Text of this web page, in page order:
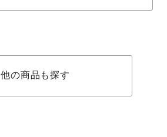
他の商品も探す